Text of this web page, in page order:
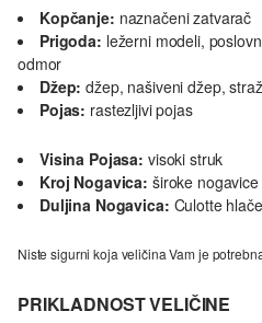
Kopčanje: naznačeni zatvarač
Prigoda: ležerni modeli,
odmor
Džep: džep, našiveni džep,
Pojas: rastezljivi pojas
Visina Pojasa: visoki struk
Kroj Nogavica: široke nogavice
Duljina Nogavica: Culotte hlače
Niste sigurni koja veličina Vam je
PRIKLADNOST VELIČINE